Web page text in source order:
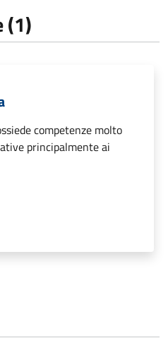
(1)
competenze molto
principalmente ai